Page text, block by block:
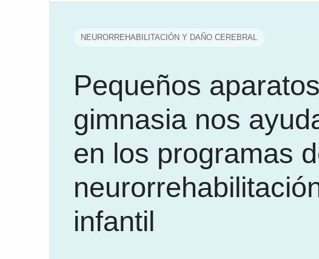
NEURORREHABILITACIÓN Y DAÑO CEREBRAL
Pequeños
gimnasia nos
en los programas
infantil